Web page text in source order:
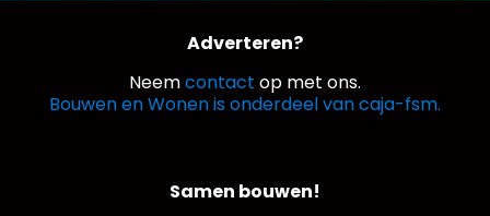
Adverteren?
Neemcontact op met ons.
Bouwen en Wonen is onderdeel van caja-fsm.
Samen bouwen!